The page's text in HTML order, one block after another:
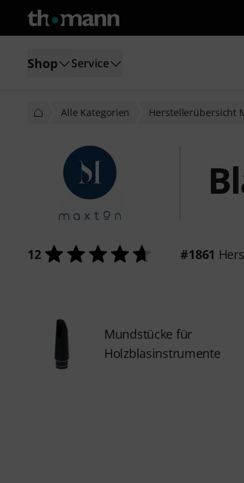
Shop Service
Alle Kategorien Herstellerübersicht
12 #1861
Mundstücke für
Holzblasinstrumente